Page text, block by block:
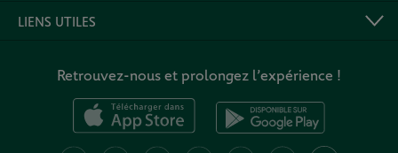
LIENS UTILES
Retrouvez-nous et prolongez l’expérience !